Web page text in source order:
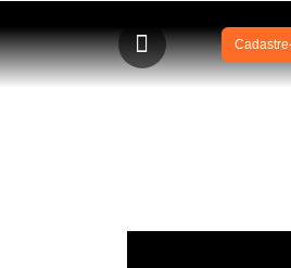
Cap "Dunga" Morizot fala